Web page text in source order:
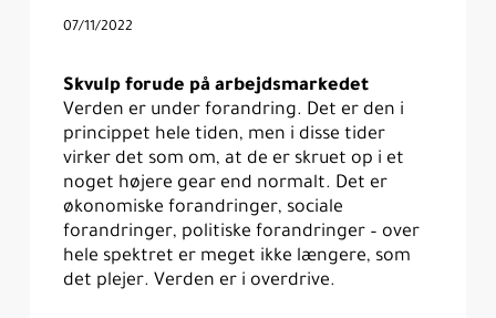
07/11/2022
Skvulp forude på arbejdsmarkedet
Verden er under forandring. Det er den i
princippet hele tiden, men i disse tider
virker det som om, at de er skruet op i et
noget højere gear end normalt. Det er
økonomiske forandringer, sociale
forandringer, politiske forandringer – over
hele spektret er meget ikke længere, som
det plejer. Verden er i overdrive.